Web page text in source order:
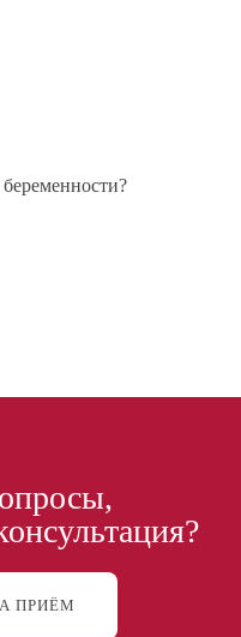
ПРИЁМ